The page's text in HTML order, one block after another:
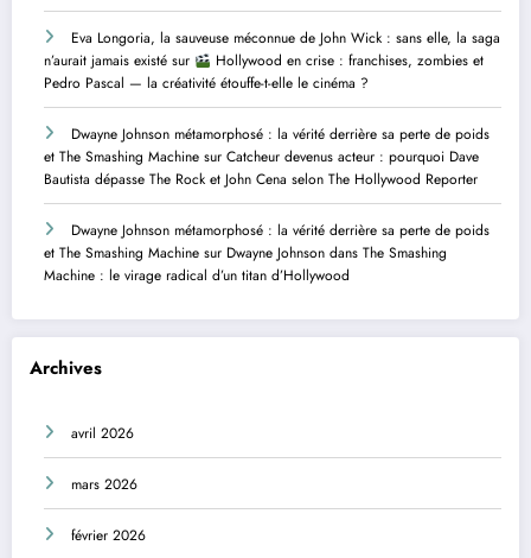
Eva Longoria, la sauveuse méconnue de John Wick : sans elle, la saga
n’aurait jamais existé sur
Hollywood en crise : franchises, zombies et
Pedro Pascal — la créativité étouffe-t-elle le cinéma ?
Dwayne Johnson métamorphosé : la vérité derrière sa perte de poids
et The Smashing Machine sur Catcheur devenus acteur : pourquoi Dave
Bautista dépasse The Rock et John Cena selon The Hollywood Reporter
Dwayne Johnson métamorphosé : la vérité derrière sa perte de poids
et The Smashing Machine sur Dwayne Johnson dans The Smashing
Machine : le virage radical d’un titan d’Hollywood
Archives
avril 2026
mars 2026
février 2026